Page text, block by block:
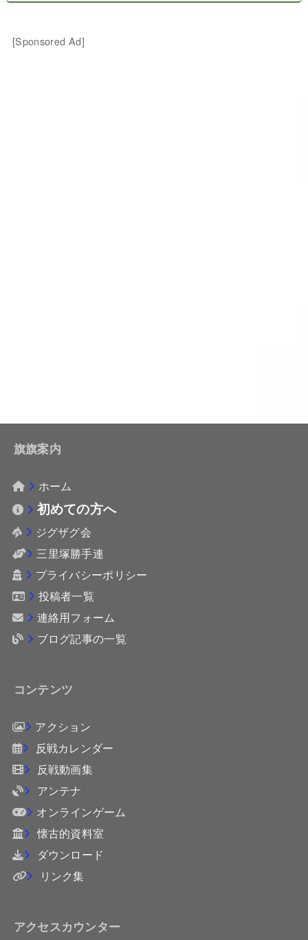
[Sponsored Ad]
旗旗案内
ホーム
初めての方へ
ジグザグ会
三里塚勝手連
プライバシーポリシー
投稿者一覧
連絡用フォーム
ブログ記事の一覧
コンテンツ
アクション
反戦カレンダー
反戦動画集
アンテナ
オンラインゲーム
懐古的資料室
ダウンロード
リンク集
アクセスカウンター